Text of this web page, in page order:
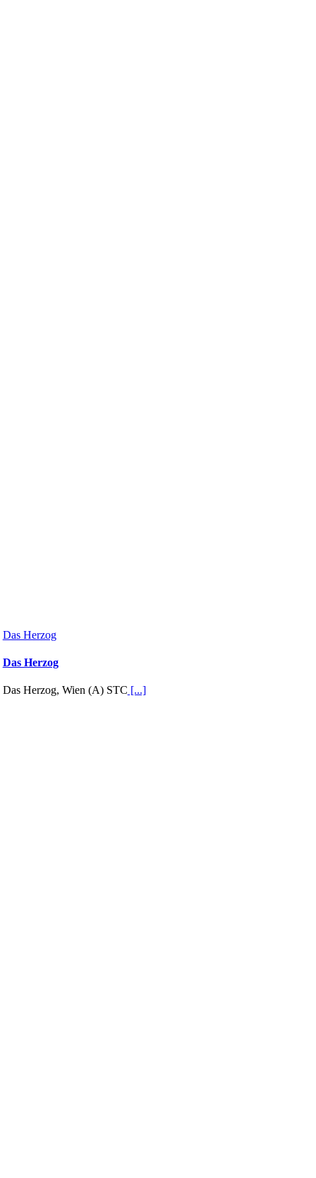
Das Herzog
Das Herzog
Das Herzog, Wien (A) STC [...]